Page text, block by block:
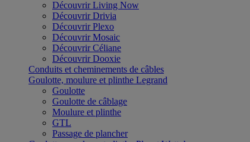
Découvrir Living Now
Découvrir Drivia
Découvrir Plexo
Découvrir Mosaic
Découvrir Céliane
Découvrir Dooxie
Conduits et cheminements de câbles
Goulotte, moulure et plinthe Legrand
Goulotte
Goulotte de câblage
Moulure et plinthe
GTL
Passage de plancher